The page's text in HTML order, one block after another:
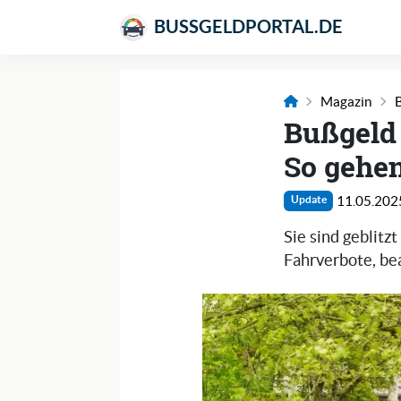
BUSSGELDPORTAL.DE
Magazin
So
Update
Sie sind geblitzt
Fahrverbote,